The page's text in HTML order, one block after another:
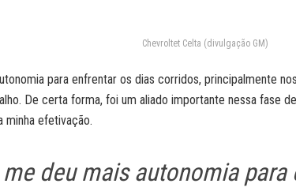
Chevroltet Celta (divulgação GM)
para enfrentar os dias corridos, principalmente
De certa forma, foi um aliado importante nessa fase
minha efetivação.
me deu mais autonomia